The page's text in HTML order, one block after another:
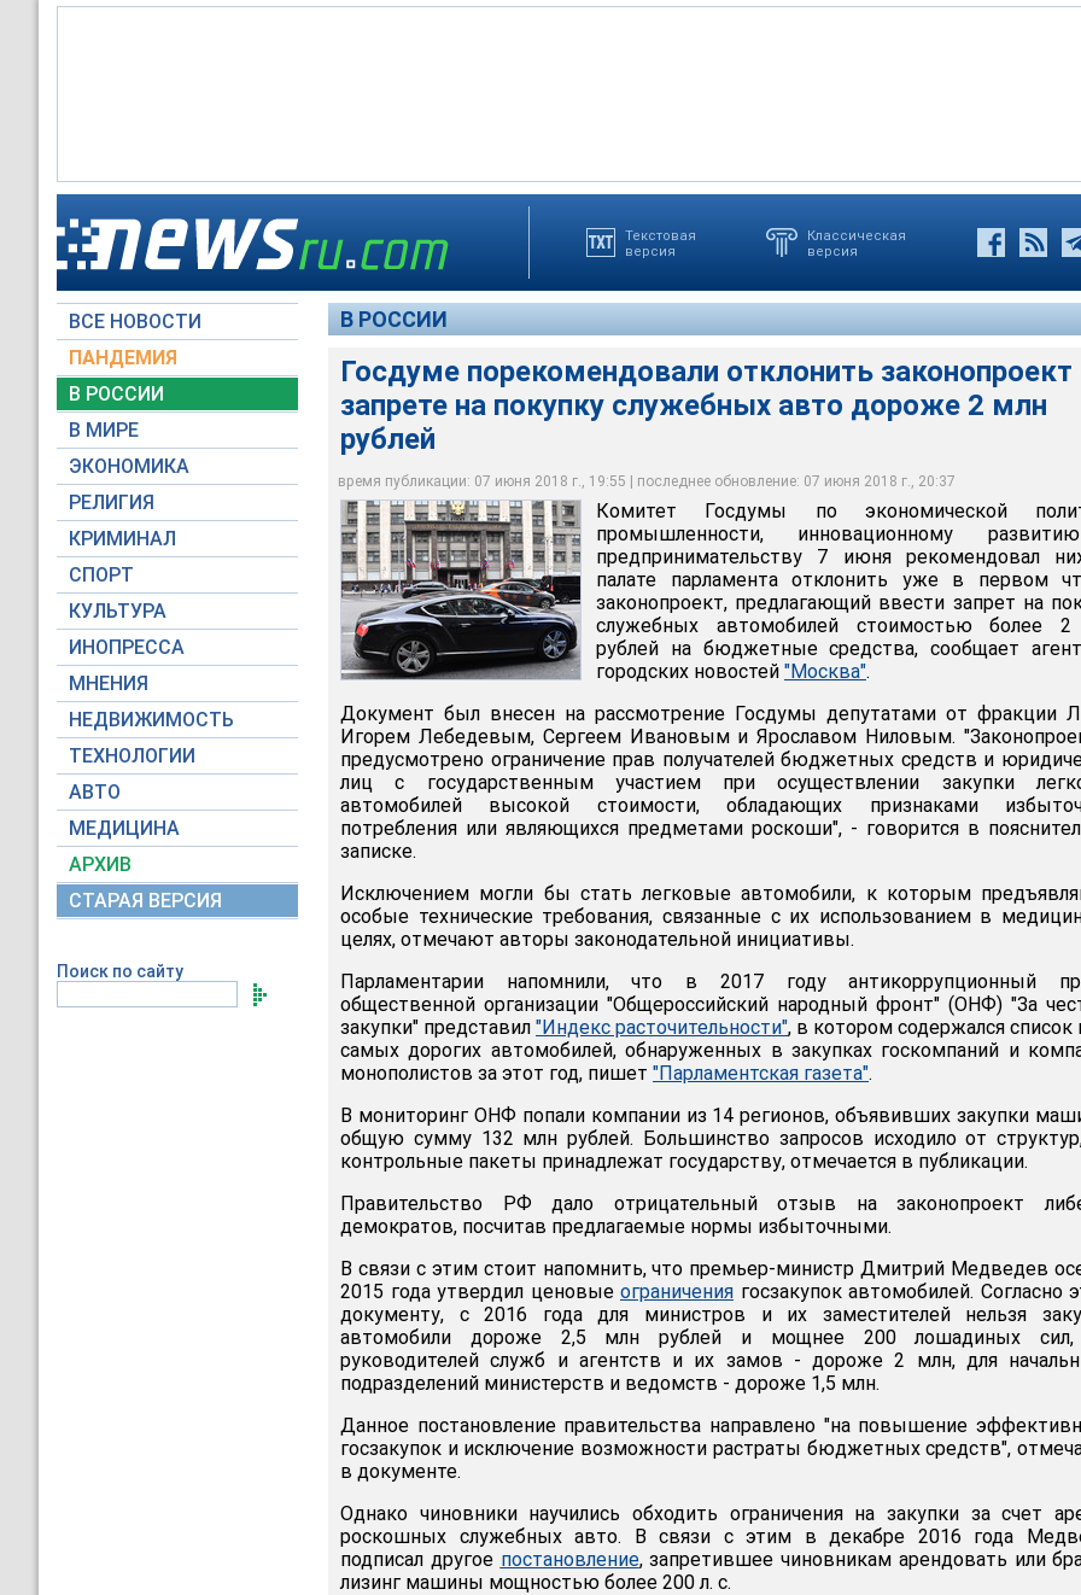
Текстовая
версия
Классическая
версия
ВСЕ НОВОСТИ
ПАНДЕМИЯ
В РОССИИ
В МИРЕ
ЭКОНОМИКА
РЕЛИГИЯ
КРИМИНАЛ
СПОРТ
КУЛЬТУРА
ИНОПРЕССА
МНЕНИЯ
НЕДВИЖИМОСТЬ
ТЕХНОЛОГИИ
АВТО
МЕДИЦИНА
АРХИВ
СТАРАЯ ВЕРСИЯ
Поиск по сайту
В РОССИИ
Госдуме порекомендовали отклонить законопроект
запрете на покупку служебных авто дороже 2 млн
рублей
время публикации: 07 июня 2018 г., 19:55 | последнее обновление: 07 июня 2018 г., 20:37
Госдуме порекомендовали отклонить законопроект о запрете на покупку служебных
авто дороже 2 млн рублей
©РИА Новости / Наталья Селиверстова
Комитет Госдумы по экономической
промышленности, инновационному
предпринимательству 7 июня рекомендовал
палате парламента отклонить уже в первом
законопроект, предлагающий ввести запрет на
служебных автомобилей стоимостью более
рублей на бюджетные средства, сообщает
городских новостей "Москва".
Документ был внесен на рассмотрение Госдумы депутатами от фракции
Игорем Лебедевым, Сергеем Ивановым и Ярославом Ниловым.
предусмотрено ограничение прав получателей бюджетных средств и
лиц с государственным участием при осуществлении закупки
автомобилей высокой стоимости, обладающих признаками
потребления или являющихся предметами роскоши", - говорится в
записке.
Исключением могли бы стать легковые автомобили, к которым
особые технические требования, связанные с их использованием в
целях, отмечают авторы законодательной инициативы.
Парламентарии напомнили, что в 2017 году антикоррупционный
общественной организации "Общероссийский народный фронт" (ОНФ) "За
закупки" представил "Индекс расточительности", в котором содержался список
самых дорогих автомобилей, обнаруженных в закупках госкомпаний и
монополистов за этот год, пишет "Парламентская газета".
В мониторинг ОНФ попали компании из 14 регионов, объявивших закупки
общую сумму 132 млн рублей. Большинство запросов исходило от
контрольные пакеты принадлежат государству, отмечается в публикации.
Правительство РФ дало отрицательный отзыв на законопроект
демократов, посчитав предлагаемые нормы избыточными.
В связи с этим стоит напомнить, что премьер-министр Дмитрий Медведев
2015 года утвердил ценовые ограничения госзакупок автомобилей. Согласно
документу, с 2016 года для министров и их заместителей нельзя
автомобили дороже 2,5 млн рублей и мощнее 200 лошадиных
руководителей служб и агентств и их замов - дороже 2 млн, для
подразделений министерств и ведомств - дороже 1,5 млн.
Данное постановление правительства направлено "на повышение
госзакупок и исключение возможности растраты бюджетных средств",
в документе.
Однако чиновники научились обходить ограничения на закупки за счет
роскошных служебных авто. В связи с этим в декабре 2016 года
подписал другое постановление, запретившее чиновникам арендовать или
лизинг машины мощностью более 200 л. с.